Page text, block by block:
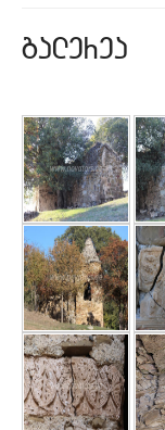
კონტაქტი
galerea